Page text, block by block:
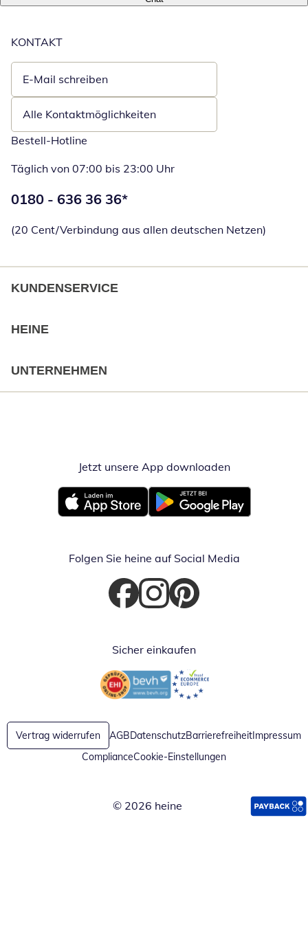
KONTAKT
E-Mail schreiben
Öffnet E-Mail-Client
Alle Kontaktmöglichkeiten
Bestell-Hotline
Täglich von 07:00 bis 23:00 Uhr
Telefonnummer:
0180 - 636 36 36*
(20 Cent/Verbindung aus allen deutschen Netzen)
KUNDENSERVICE
HEINE
UNTERNEHMEN
Jetzt unsere App downloadenÖffnet in
Öffnet in neuem FensterÖffnet in neuem Fenster
Folgen Sie heine auf Social Media
Öffnet in neuem Fenster
Öffnet in neuem Fenster
Öffnet in neuem Fenster
Sicher einkaufen
Öffnet in neuem FensterÖffnet in neuem Fenster
Vertrag widerrufen AGBDatenschutzBarrierefreiheitImpressum
ComplianceCookie-Einstellungen
© 2026 heine